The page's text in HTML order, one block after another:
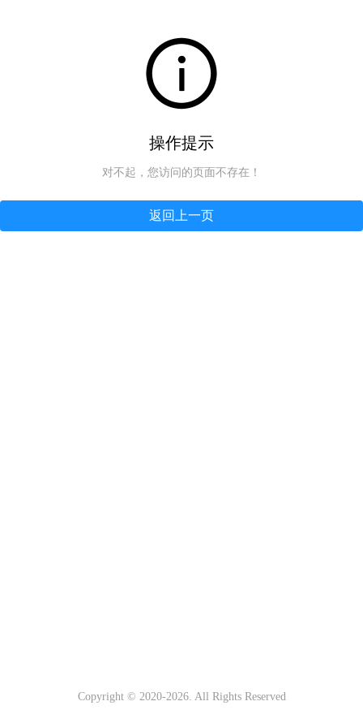
操作提示
对不起，您访问的页面不存在！
返回上一页
Copyright © 2020-2026. All Rights Reserved